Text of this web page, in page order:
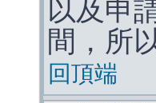
以及申
間，所
回頂端